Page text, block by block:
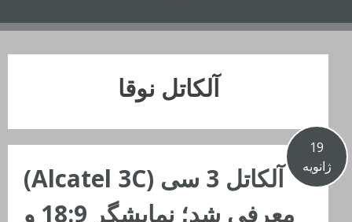
آلکاتل نوقا
19
ژانویه
آلکاتل 3 سی (Alcatel 3C)
معرفی شد؛ نمایشگر 18:9 و